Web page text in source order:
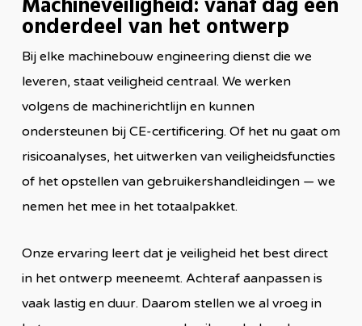
Machineveiligheid: vanaf dag één
onderdeel van het ontwerp
Bij elke machinebouw engineering dienst die we
leveren, staat veiligheid centraal. We werken
volgens de machinerichtlijn en kunnen
ondersteunen bij CE-certificering. Of het nu gaat om
risicoanalyses, het uitwerken van veiligheidsfuncties
of het opstellen van gebruikershandleidingen — we
nemen het mee in het totaalpakket.
Onze ervaring leert dat je veiligheid het best direct
in het ontwerp meeneemt. Achteraf aanpassen is
vaak lastig en duur. Daarom stellen we al vroeg in